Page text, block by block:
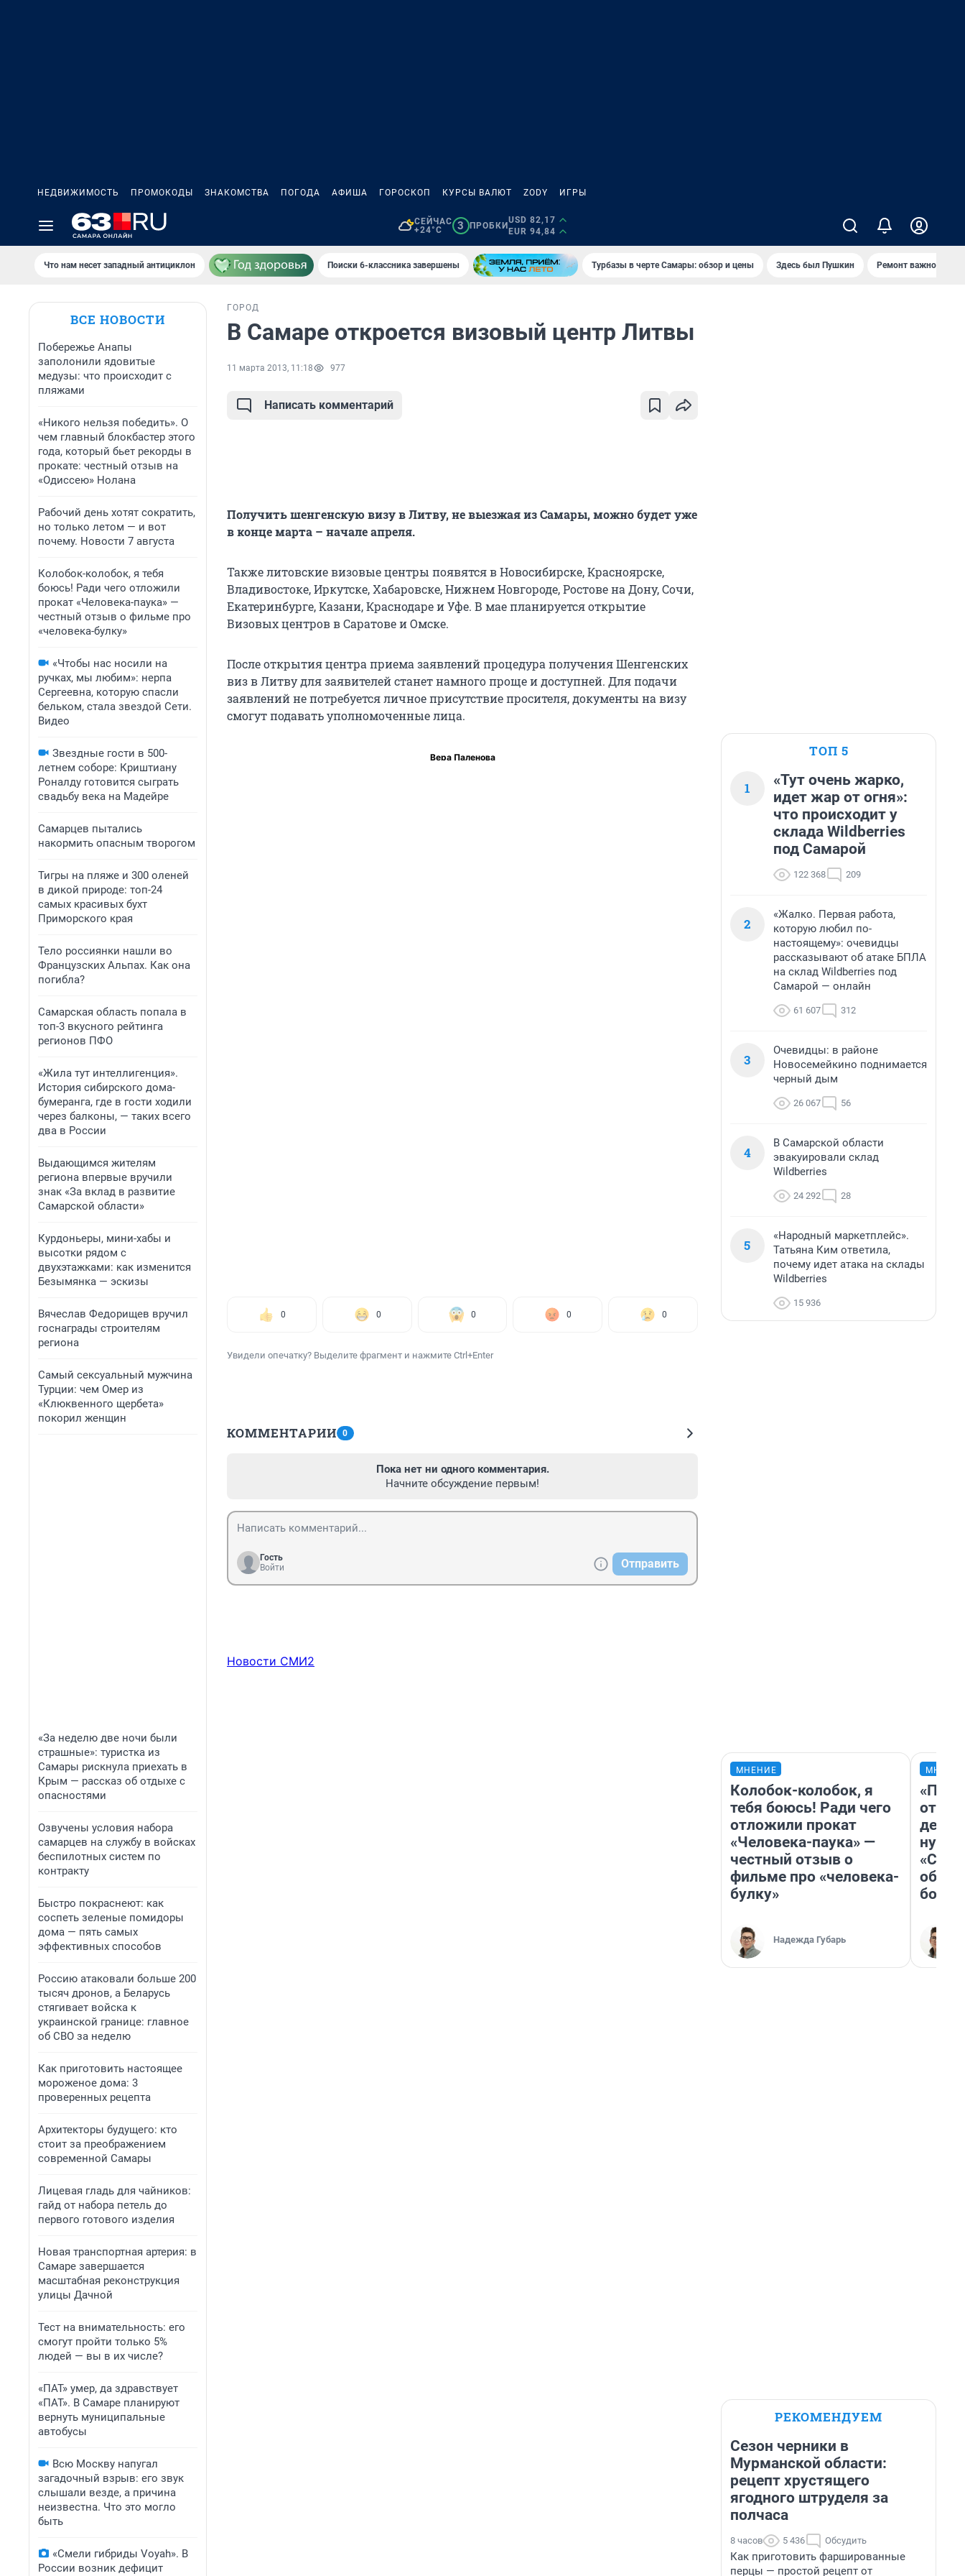
НЕДВИЖИМОСТЬ ПРОМОКОДЫ ЗНАКОМСТВА ПОГОДА АФИША ГОРОСКОП КУРСЫ ВАЛЮТ ZODY ИГРЫ
СЕЙЧАС
+24°C
3 ПРОБКИ
USD 82,17
EUR 94,84
Что нам несет западный антициклон Поиски 6-классника завершены Турбазы в черте Самары: обзор и цены Здесь был Пушкин Ремонт важного
ВСЕ НОВОСТИ
Побережье Анапы
заполонили ядовитые
медузы: что происходит с
пляжами
«Никого нельзя победить». О
чем главный блокбастер этого
года, который бьет рекорды в
прокате: честный отзыв на
«Одиссею» Нолана
Рабочий день хотят сократить,
но только летом — и вот
почему. Новости 7 августа
Колобок-колобок, я тебя
боюсь! Ради чего отложили
прокат «Человека-паука» —
честный отзыв о фильме про
«человека-булку»
«Чтобы нас носили на
ручках, мы любим»: нерпа
Сергеевна, которую спасли
бельком, стала звездой Сети.
Видео
Звездные гости в 500-
летнем соборе: Криштиану
Роналду готовится сыграть
свадьбу века на Мадейре
Самарцев пытались
накормить опасным творогом
Тигры на пляже и 300 оленей
в дикой природе: топ-24
самых красивых бухт
Приморского края
Тело россиянки нашли во
Французских Альпах. Как она
погибла?
Самарская область попала в
топ-3 вкусного рейтинга
регионов ПФО
«Жила тут интеллигенция».
История сибирского дома-
бумеранга, где в гости ходили
через балконы, — таких всего
два в России
Выдающимся жителям
региона впервые вручили
знак «За вклад в развитие
Самарской области»
Курдоньеры, мини-хабы и
высотки рядом с
двухэтажками: как изменится
Безымянка — эскизы
Вячеслав Федорищев вручил
госнаграды строителям
региона
Самый сексуальный мужчина
Турции: чем Омер из
«Клюквенного щербета»
покорил женщин
«За неделю две ночи были
страшные»: туристка из
Самары рискнула приехать в
Крым — рассказ об отдыхе с
опасностями
Озвучены условия набора
самарцев на службу в войсках
беспилотных систем по
контракту
Быстро покраснеют: как
соспеть зеленые помидоры
дома — пять самых
эффективных способов
Россию атаковали больше 200
тысяч дронов, а Беларусь
стягивает войска к
украинской границе: главное
об СВО за неделю
Как приготовить настоящее
мороженое дома: 3
проверенных рецепта
Архитекторы будущего: кто
стоит за преображением
современной Самары
Лицевая гладь для чайников:
гайд от набора петель до
первого готового изделия
Новая транспортная артерия: в
Самаре завершается
масштабная реконструкция
улицы Дачной
Тест на внимательность: его
смогут пройти только 5%
людей — вы в их числе?
«ПАТ» умер, да здравствует
«ПАТ». В Самаре планируют
вернуть муниципальные
автобусы
Всю Москву напугал
загадочный взрыв: его звук
слышали везде, а причина
неизвестна. Что это могло
быть
«Смели гибриды Voyah». В
России возник дефицит
ГОРОД
В Самаре откроется визовый центр Литвы
11 марта 2013, 11:18 977
Написать комментарий
Получить шенгенскую визу в Литву, не выезжая из Самары, можно будет уже
в конце марта – начале апреля.
Также литовские визовые центры появятся в Новосибирске, Красноярске,
Владивостоке, Иркутске, Хабаровске, Нижнем Новгороде, Ростове на Дону, Сочи,
Екатеринбурге, Казани, Краснодаре и Уфе. В мае планируется открытие
Визовых центров в Саратове и Омске.
После открытия центра приема заявлений процедура получения Шенгенских
виз в Литву для заявителей станет намного проще и доступней. Для подачи
заявлений не потребуется личное присутствие просителя, документы на визу
смогут подавать уполномоченные лица.
Вера Паленова
0 0 0 0 0
Увидели опечатку? Выделите фрагмент и нажмите Ctrl+Enter
КОММЕНТАРИИ 0
Пока нет ни одного комментария.
Начните обсуждение первым!
Гость
Войти
Отправить
Новости СМИ2
ТОП 5
1
«Тут очень жарко,
идет жар от огня»:
что происходит у
склада Wildberries
под Самарой
122 368 209
2
«Жалко. Первая работа,
которую любил по-
настоящему»: очевидцы
рассказывают об атаке БПЛА
на склад Wildberries под
Самарой — онлайн
61 607 312
3
Очевидцы: в районе
Новосемейкино поднимается
черный дым
26 067 56
4
В Самарской области
эвакуировали склад
Wildberries
24 292 28
5
«Народный маркетплейс».
Татьяна Ким ответила,
почему идет атака на склады
Wildberries
15 936
МНЕНИЕ
Колобок-колобок, я
тебя боюсь! Ради чего
отложили прокат
«Человека-паука» —
честный отзыв о
фильме про «человека-
булку»
Надежда Губарь
РЕКОМЕНДУЕМ
Сезон черники в
Мурманской области:
рецепт хрустящего
ягодного штруделя за
полчаса
8 часов 5 436 Обсудить
Как приготовить фаршированные
перцы — простой рецепт от